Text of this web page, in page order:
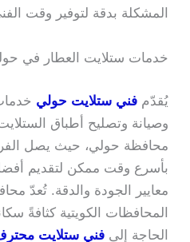
المشكلة بدقة لتوفير وقت
خدمات ستلايت العطار في
يُقدّم فني ستلايت حولي
وصيانة وتصليح أطباق
محافظة حولي، حيث يصل
بأسرع وقت ممكن لتقديم أفضل
معايير الجودة والدقة. تُعدّ
المحافظات الكويتية كثافةً
الحاجة إلى فني ستلايت